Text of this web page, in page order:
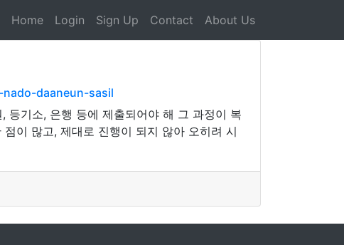
Home Login Sign Up Contact About Us
daaneun-sasil
등기소, 은행 등에 제출되어야 해 그 과정이 복
이 많고, 제대로 진행이 되지 않아 오히려 시